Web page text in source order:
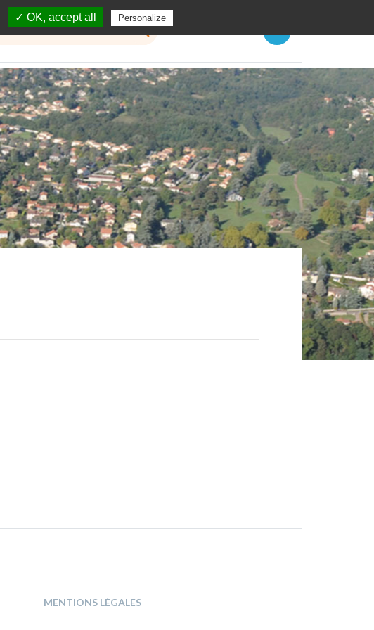
MENTIONS LÉGALES
✓ OK, accept all Personalize